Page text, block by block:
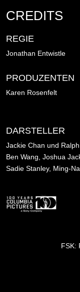
CREDITS
REGIE
Jonathan Entwistle
PRODUZENTEN
Karen Rosenfelt
DARSTELLER
Jackie Chan und Ralph
Ben Wang, Joshua
Sadie Stanley, Ming-
FSK: